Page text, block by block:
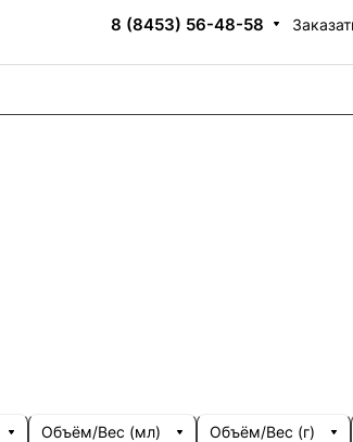
8 (8453) 56-48-58
Объём/Вес (мл) Объём/Вес (г)